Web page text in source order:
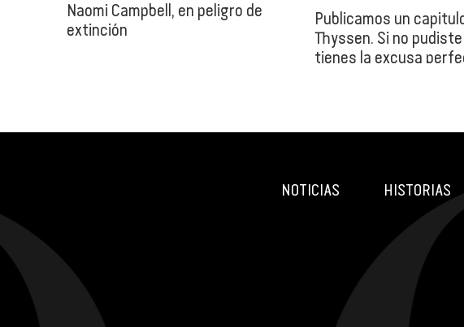
Naomi Campbell, en peligro de
extinción
Publicamos un
Thyssen. Si no
tienes la excusa
NOTICIAS HISTORIAS